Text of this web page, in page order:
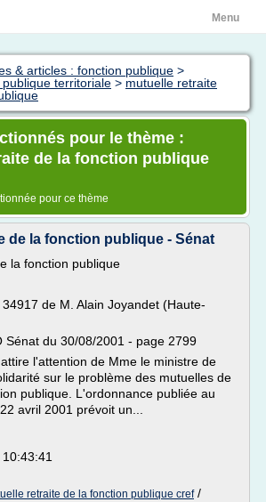
Menu
& articles : fonction publique >
territoriale > mutuelle retraite
pour le thème :
de la fonction publique
pour ce thème
de la fonction publique - Sénat
la fonction publique
de M. Alain Joyandet (Haute-
Sénat du 30/08/2001 - page 2799
l'attention de Mme le ministre de
sur le problème des mutuelles de
publique. L'ordonnance publiée au
avril 2001 prévoit un...
retraite de la fonction publique cref/